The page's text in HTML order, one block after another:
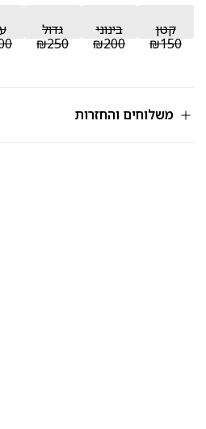
קטן
₪150
בינוני
₪200
גדול
₪250
משלוחים והחזרות